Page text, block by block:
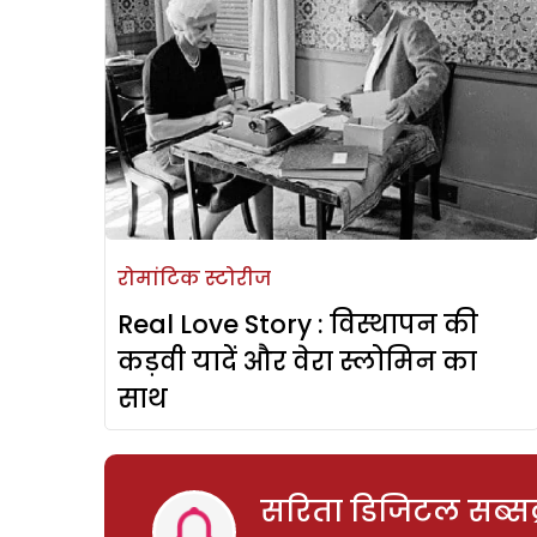
रोमांटिक स्टोरीज
Real Love Story : विस्थापन की
कड़वी यादें और वेरा स्लोमिन का
साथ
सरिता डिजिटल